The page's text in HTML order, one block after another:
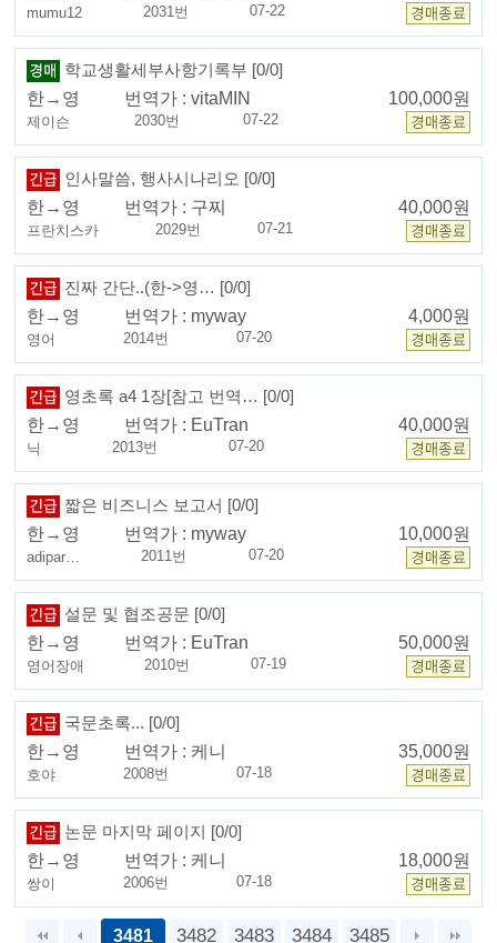
mumu12 2031번 07-22
학교생활세부사항기록부 [0/0]
한→영
번역가 :vitaMIN 100,000원
제이슨 2030번 07-22
인사말씀, 행사시나리오 [0/0]
한→영
번역가 : 구찌 40,000원
프란치스카 2029번 07-21
진짜 간단..(한->영… [0/0]
한→영
번역가 : myway 4,000원
영어 2014번 07-20
영초록 a4 1장[참고 번역… [0/0]
한→영
번역가 : EuTran 40,000원
닉 2013번 07-20
짧은 비즈니스 보고서 [0/0]
한→영
번역가 : myway 10,000원
adipar… 2011번 07-20
설문 및 협조공문 [0/0]
한→영
번역가 : EuTran 50,000원
영어장애 2010번 07-19
국문초록... [0/0]
한→영
번역가 : 케니 35,000원
호야 2008번 07-18
논문 마지막 페이지 [0/0]
한→영
번역가 : 케니 18,000원
쌍이 2006번 07-18
3481 3482 3483 3484 3485